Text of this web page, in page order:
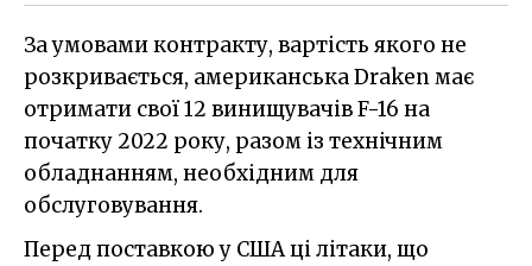
За умовами контракту, вартість якого не
розкривається, американська Draken має
отримати свої 12 винищувачів F-16 на
початку 2022 року, разом із технічним
обладнанням, необхідним для
обслуговування.
Перед поставкою у США ці літаки, що